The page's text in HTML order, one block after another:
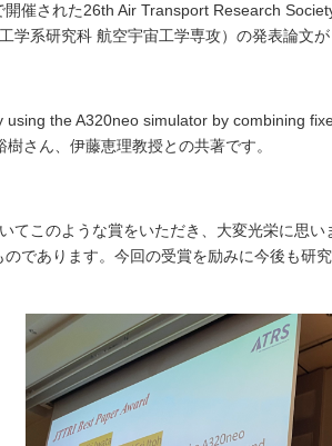
催された26th Air Transport Research
学系研究科 航空宇宙工学専攻）の発表論文
using the A320neo simulator by combining
さん、伊藤恵理教授との共著です。
てこのような賞をいただき、大変光栄に思
であります。今回の受賞を励みに今後も研